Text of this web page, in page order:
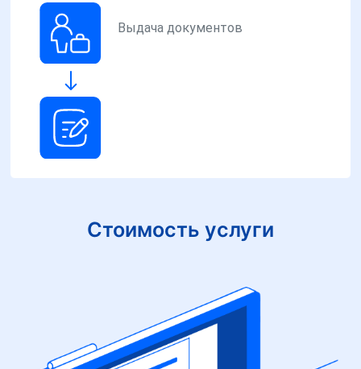
Выдача документов
Стоимость услуги